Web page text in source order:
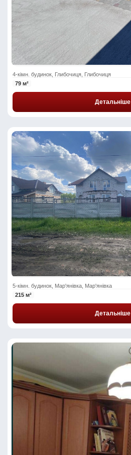
4-кімн. будинок, Глибочиця, Глибочиця
79 м²
Детальніше
5-кімн. будинок, Мар'янівка, Мар'янівка
215 м²
Детальніше